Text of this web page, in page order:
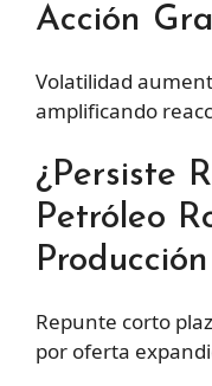
Acción
Volatilidad
amplificando
¿Persiste
Petróleo
Repunte corto
por oferta